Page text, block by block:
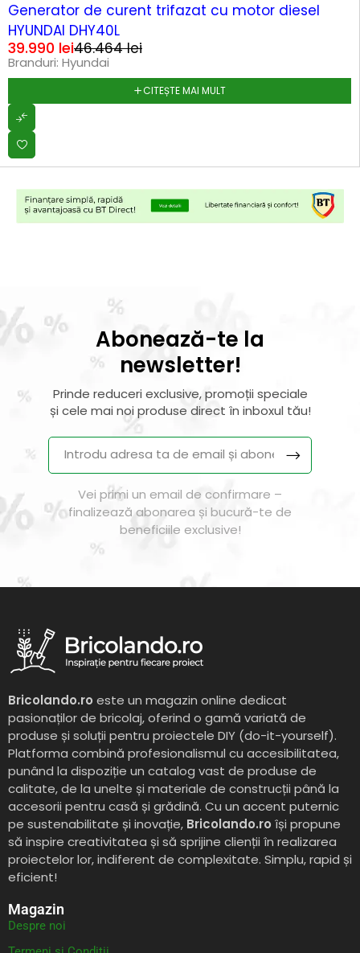
Generator de curent trifazat cu motor diesel
HYUNDAI DHY40L
46.464lei
39.990 lei
Branduri: Hyundai
CITEȘTE MAI MULT
Abonează-te la
newsletter!
Prinde reduceri exclusive, promoții speciale
și cele mai noi produse direct în inboxul tău!
Vei primi un email de confirmare –
finalizează abonarea și bucură-te de
beneficiile exclusive!
Bricolando.ro este un magazin online dedicat
pasionaților de bricolaj, oferind o gamă variată de
produse și soluții pentru proiectele DIY (do-it-yourself).
Platforma combină profesionalismul cu accesibilitatea,
punând la dispoziție un catalog vast de produse de
calitate, de la unelte și materiale de construcții până la
accesorii pentru casă și grădină. Cu un accent puternic
pe sustenabilitate și inovație, Bricolando.ro își propune
să inspire creativitatea și să sprijine clienții în realizarea
proiectelor lor, indiferent de complexitate. Simplu, rapid și
eficient!
Magazin
Despre noi